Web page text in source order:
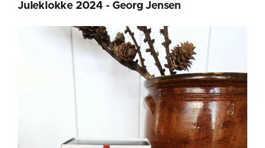
Juleklokke 2024 - Georg Jensen